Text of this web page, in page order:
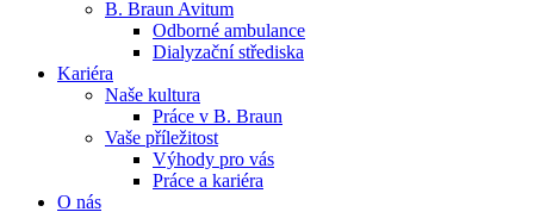
B. Braun Avitum
Odborné ambulance
Dialyzační střediska
Kariéra
Naše kultura
Práce v B. Braun
Vaše příležitost​
Výhody pro vás
Práce a kariéra
O nás